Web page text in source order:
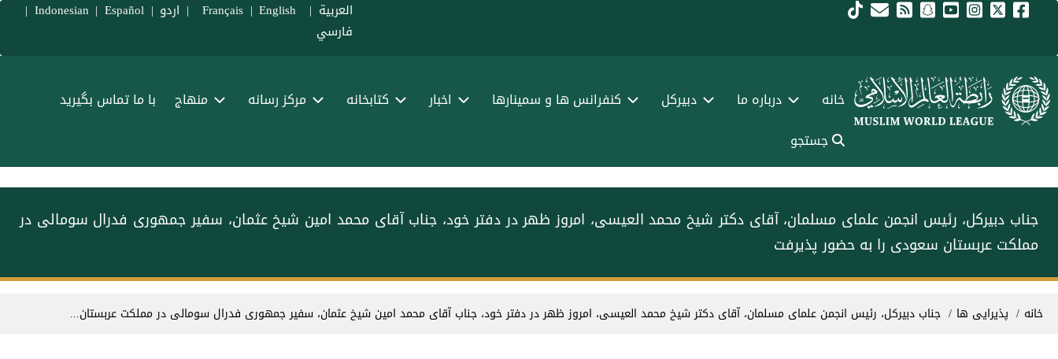
رفتن به محتوای اصلی العربية |
|English
| اردو |
Indonesian | Español
|
فارسي
Main navigation Farsi خانه درباره ما دبیرکل کنفرانس ها و سمینارها اخبار کتابخانه مرکز رسانه منهاج
با ما تماس بگیرید
جستجو
جناب دبیرکل، رئیس انجمن علمای مسلمان، آقای دکتر شیخ محمد العیسی، امروز ظهر در دفتر خود، جناب آقای محمد امین شیخ عثمان، سفیر جمهوری فدرال سومالی در
مملكت عربستان سعودی را به حضور پذیرفت
مسیر راهنما
خانه پذیرایی ها جناب دبیرکل، رئیس انجمن علمای مسلمان، آقای دکتر شیخ محمد العیسی، امروز ظهر در دفتر خود، جناب آقای محمد امین شیخ عثمان، سفیر جمهوری فدرال سومالی در مملكت عربستان...